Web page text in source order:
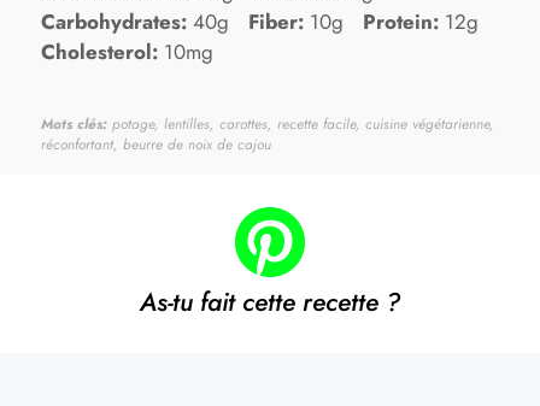
Carbohydrates: 40g Fiber: 10g Protein: 12g
Cholesterol: 10mg
Mots clés: potage, lentilles, carottes, recette facile, cuisine végétarienne,
réconfortant, beurre de noix de cajou
As-tu fait cette recette ?